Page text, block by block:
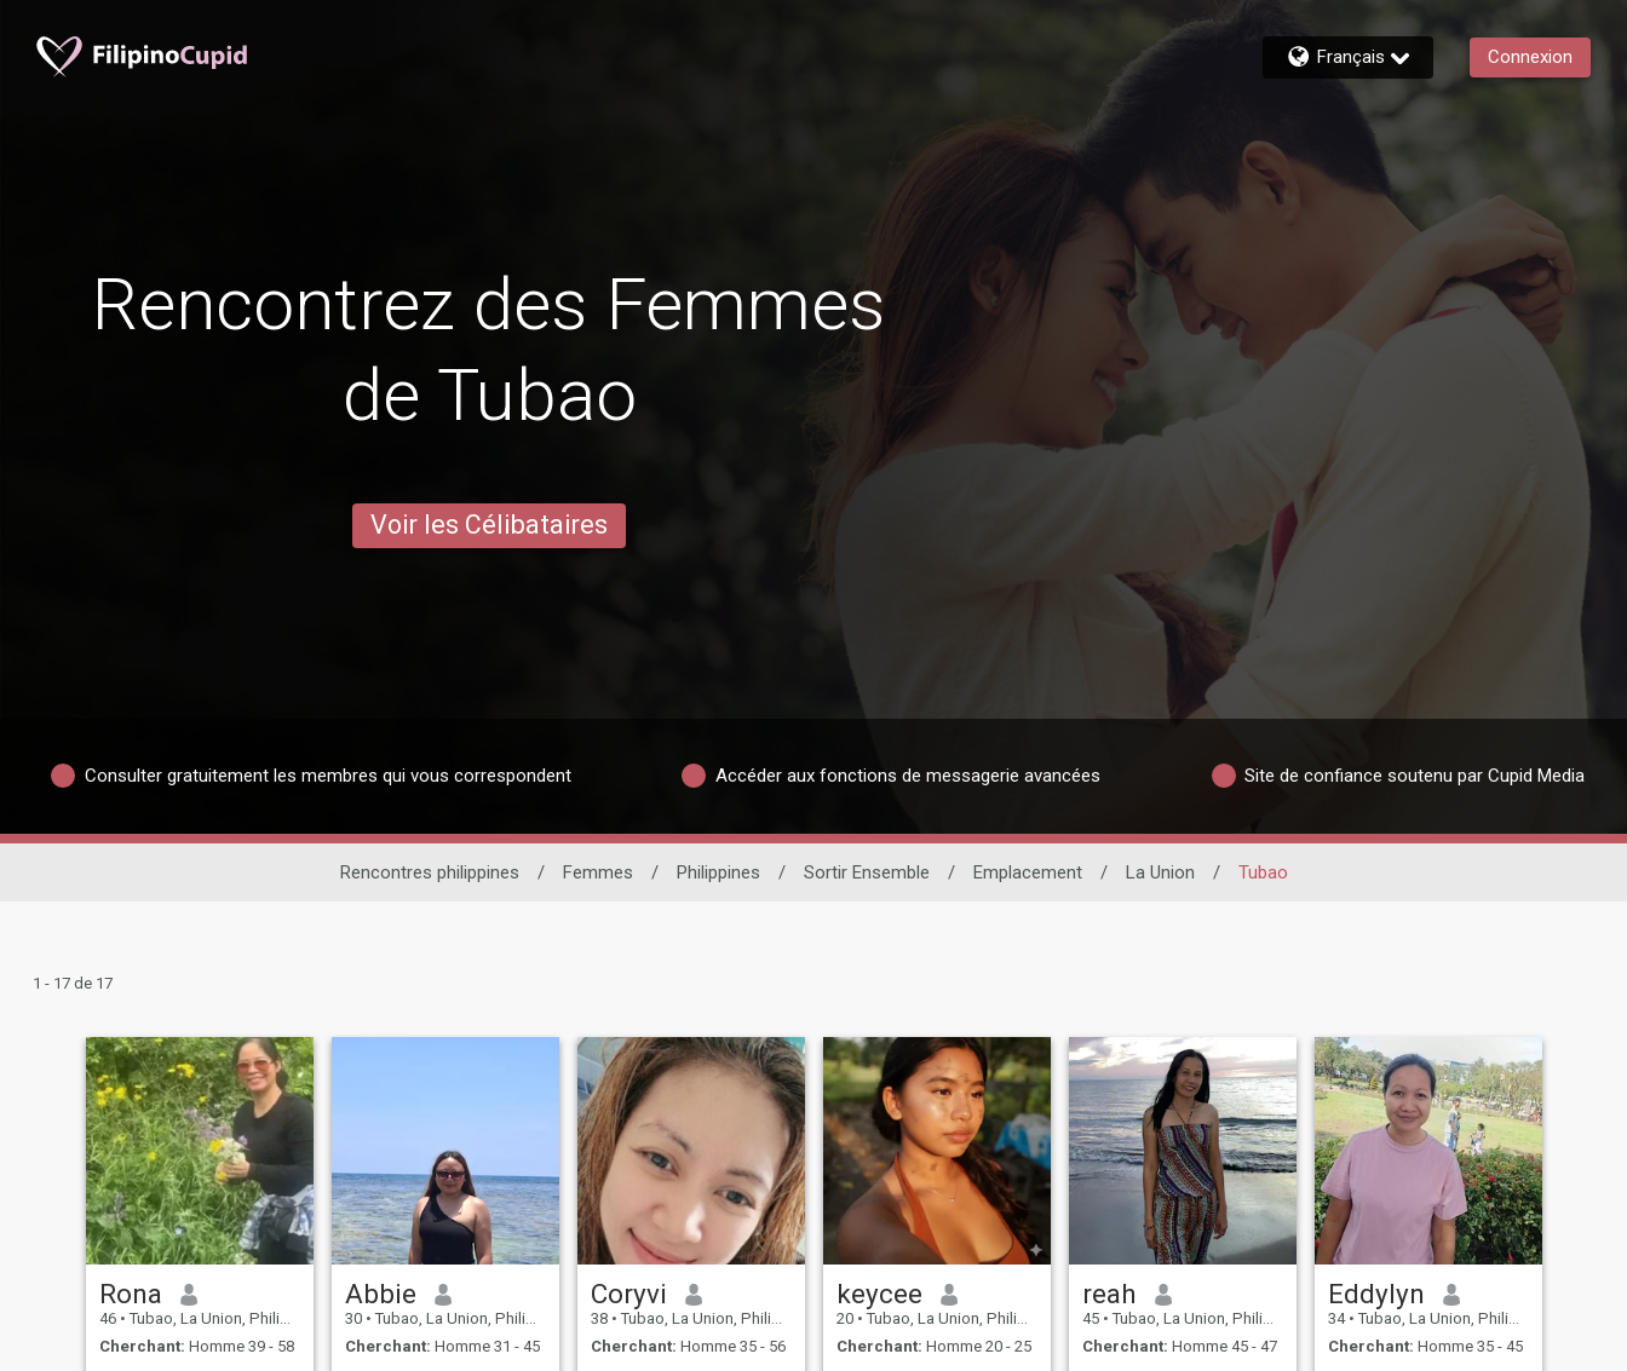
Français Connexion
Rencontrez des Femmes
de Tubao
Voir les Célibataires
Consulter gratuitement les membres qui vous correspondent Accéder aux fonctions de messagerie avancées Site de confiance soutenu par Cupid Media
Rencontres philippines / Femmes / Philippines / Sortir Ensemble / Emplacement / La Union / Tubao
1 - 17 de 17
Rona
46 • Tubao, La Union, Philippines
Cherchant: Homme 39 - 58
Abbie
30 • Tubao, La Union, Philippines
Cherchant: Homme 31 - 45
Coryvi
38 • Tubao, La Union, Philippines
Cherchant: Homme 35 - 56
keycee
20 • Tubao, La Union, Philippines
Cherchant: Homme 20 - 25
reah
45 • Tubao, La Union, Philippines
Cherchant: Homme 45 - 47
Eddylyn
34 • Tubao, La Union, Philippines
Cherchant: Homme 35 - 45